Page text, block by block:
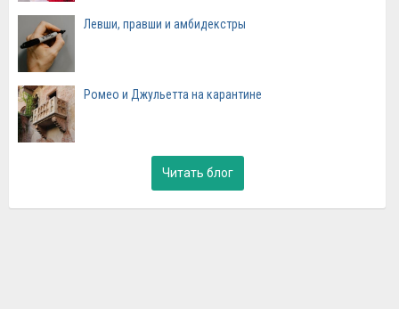
Левши, правши и амбидекстры
Ромео и Джульетта на карантине
Читать блог